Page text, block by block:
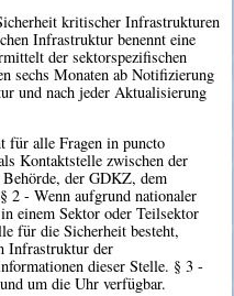
kritischer Infrastrukturen
Infrastruktur benennt eine
der sektorspezifischen
sechs Monaten ab Notifizierung
und nach jeder Aktualisierung
für alle Fragen in puncto
Kontaktstelle zwischen der
der GDKZ, dem
2 - Wenn aufgrund nationaler
einem Sektor oder Teilsektor
für die Sicherheit besteht,
Infrastruktur der
dieser Stelle. § 3 -
um die Uhr verfügbar.